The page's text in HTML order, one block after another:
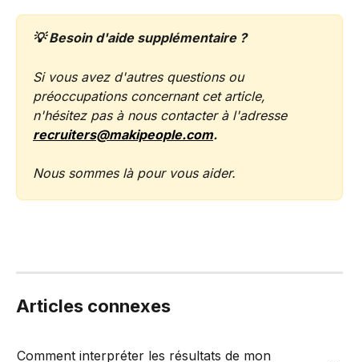
💡 Besoin d'aide supplémentaire ?
Si vous avez d'autres questions ou
préoccupations concernant cet article,
n'hésitez pas à nous contacter à l'adresse
recruiters@makipeople.com.
Nous sommes là pour vous aider.
Articles connexes
Comment interpréter les résultats de mon